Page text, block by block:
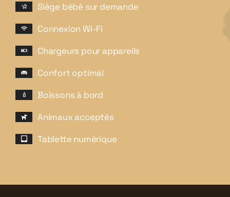
Siège bébé sur demande
Connexion Wi-Fi
Chargeurs pour appareils
Confort optimal
Boissons à bord
Animaux acceptés
Tablette numérique